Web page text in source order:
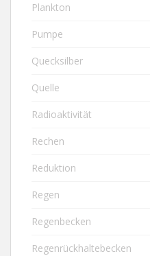
Plankton
Pumpe
Quecksilber
Quelle
Radioaktivität
Rechen
Reduktion
Regen
Regenbecken
Regenrückhaltebecken